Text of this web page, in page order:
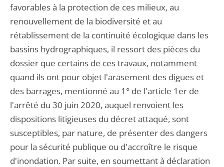
favorables à la protection de ces milieux, au
renouvellement de la biodiversité et au
rétablissement de la continuité écologique dans les
bassins hydrographiques, il ressort des pièces du
dossier que certains de ces travaux, notamment
quand ils ont pour objet l'arasement des digues et
des barrages, mentionné au 1° de l'article 1er de
l'arrêté du 30 juin 2020, auquel renvoient les
dispositions litigieuses du décret attaqué, sont
susceptibles, par nature, de présenter des dangers
pour la sécurité publique ou d'accroître le risque
d'inondation. Par suite, en soumettant à déclaration